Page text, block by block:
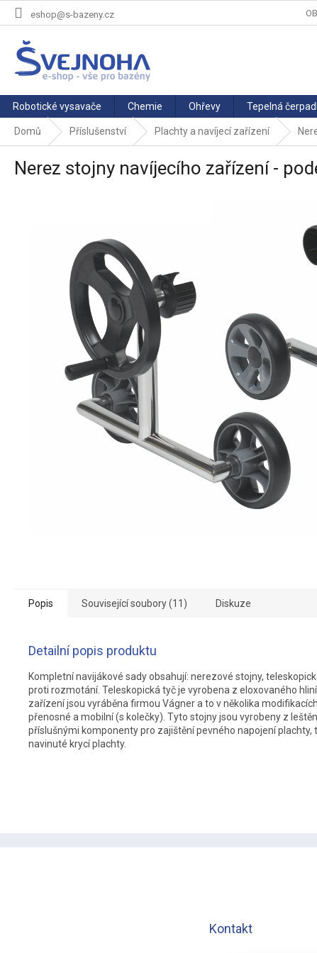
Přejít
eshop@s-bazeny.cz
Robotické vysavače Chemie Ohřevy Tepelná
Domů Příslušenství Plachty a navíjecí zařízení
Nerez stojny navíjecího zařízení -
Popis Související soubory (11) Diskuze
Detailní popis produktu
Kompletní navijákové sady obsahují: nerezové stojny,
proti rozmotání. Teleskopická tyč je vyrobena z eloxovaného
zařízení jsou vyráběna firmou Vágner a to v několika
přenosné a mobilní (s kolečky). Tyto stojny jsou vyrobeny z
příslušnými komponenty pro zajištění pevného napojení
navinuté krycí plachty.
Kontakt